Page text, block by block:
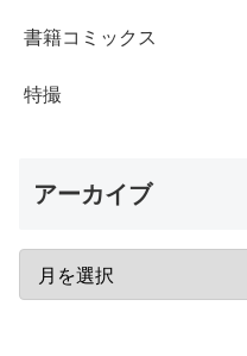
書籍コミックス
特撮
アーカイブ